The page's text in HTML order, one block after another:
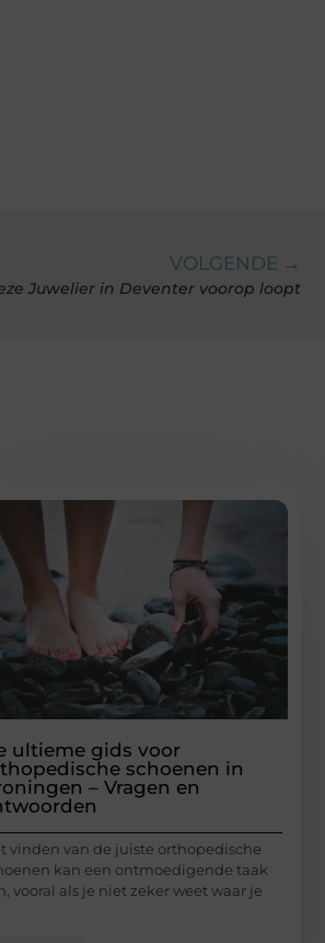
VOLGENDE →
Juwelier in Deventer voorop loopt
ultieme gids voor
schoenen in
– Vragen en
vinden van de juiste orthopedische
kan een ontmoedigende taak
vooral als je niet zeker weet waar je